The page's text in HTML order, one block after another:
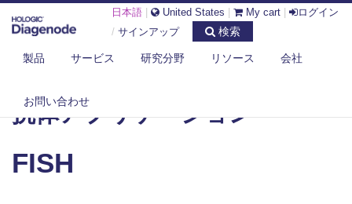
日本語 United States My cart
ログイン
/ サインアップ 検索
製品 サービス 研究分野 リソース 会社
お問い合わせ
DIAGENODE.COM 抗体アプリケーション FISH
抗体アプリケーション
FISH